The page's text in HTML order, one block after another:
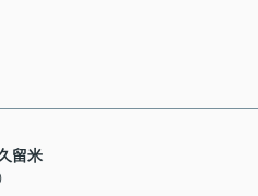
留米